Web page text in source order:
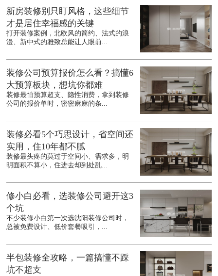
新房装修别只盯风格，这些细节
才是居住幸福感的关键
打开装修案例，北欧风的简约、法式的浪
漫、新中式的雅致总能让人眼前...
装修公司预算报价怎么看？搞懂6
大预算板块，想坑你都难
装修最怕预算超支、隐性消费，拿到装修
公司的报价单时，密密麻麻的条...
装修必看5个巧思设计，省空间还
实用，住10年都不腻
装修最头疼的莫过于空间小、需求多，明
明面积不算小，住进去却到处乱...
修小白必看，选装修公司避开这3
个坑
不少装修小白第一次选沈阳装修公司时，
总被免费设计、低价套餐吸引，...
半包装修全攻略，一篇搞懂不踩
坑不超支